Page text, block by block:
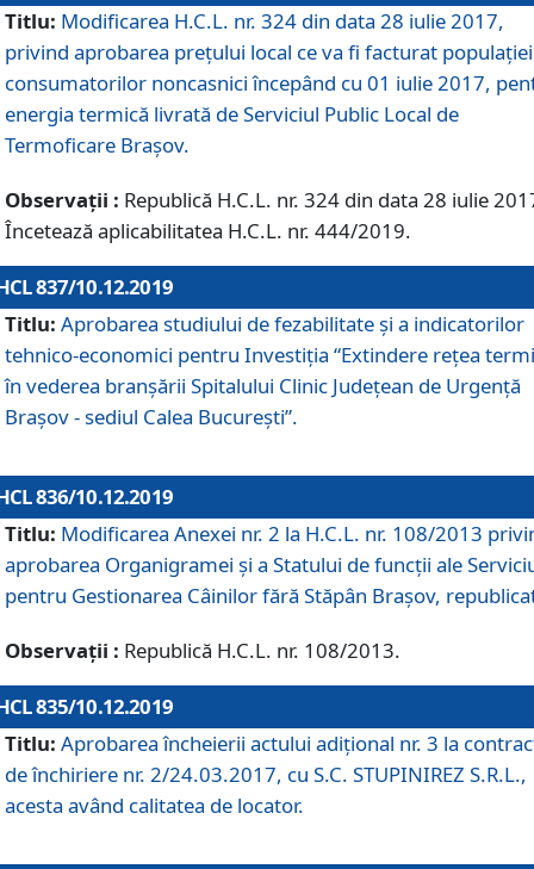
Titlu: Modificarea H.C.L. nr. 324 din data 28 iulie 2017,
privind aprobarea preţului local ce va fi facturat
consumatorilor noncasnici începând cu 01 iulie 2017,
energia termică livrată de Serviciul Public Local de
Termoficare Braşov.
Observații : Republică H.C.L. nr. 324 din data 28 iulie
Încetează aplicabilitatea H.C.L. nr. 444/2019.
837/10.12.2019
Titlu: Aprobarea studiului de fezabilitate și a indicatorilor
tehnico-economici pentru Investiția “Extindere rețea
în vederea branșării Spitalului Clinic Județean de Urgență
Brașov - sediul Calea București”.
836/10.12.2019
Titlu: Modificarea Anexei nr. 2 la H.C.L. nr. 108/2013
aprobarea Organigramei şi a Statului de funcții ale
pentru Gestionarea Câinilor fără Stăpân Brașov,
Observații : Republică H.C.L. nr. 108/2013.
835/10.12.2019
Titlu: Aprobarea încheierii actului adițional nr. 3 la
de închiriere nr. 2/24.03.2017, cu S.C. STUPINIREZ S.R.L.,
acesta având calitatea de locator.